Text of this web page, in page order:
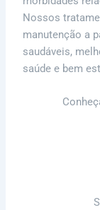
Nossos
manutenção a
saudáveis,
saúde e bem